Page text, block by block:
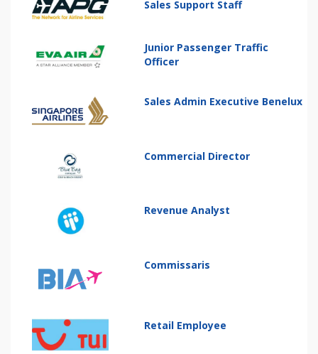
Sales Support Staff
Junior Passenger Traffic
Officer
Sales Admin Executive Benelux
Commercial Director
Revenue Analyst
Commissaris
Retail Employee